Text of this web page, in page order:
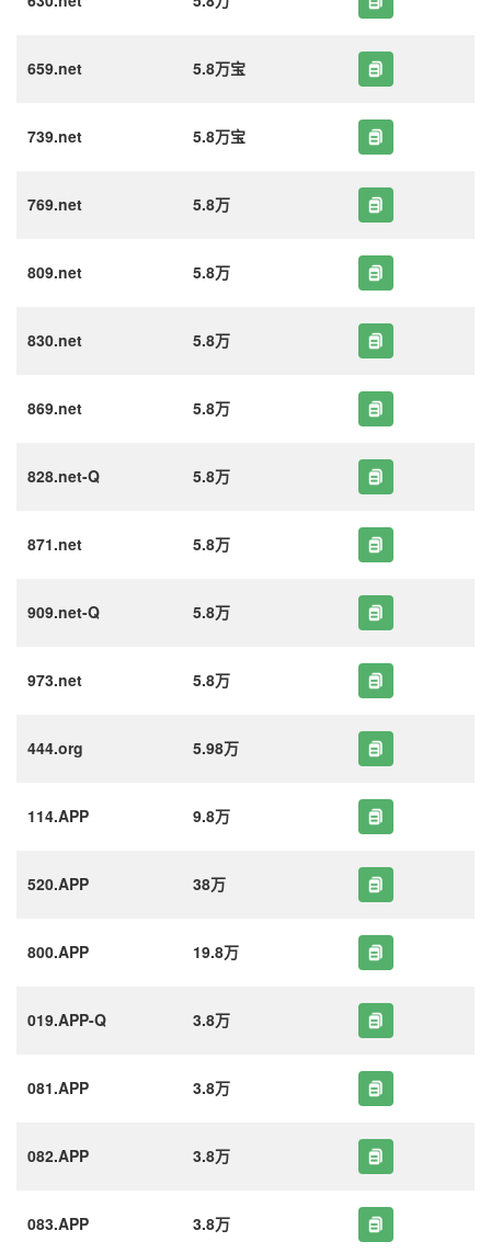
659.net 5.8万宝
739.net 5.8万宝
769.net 5.8万
809.net 5.8万
830.net 5.8万
869.net 5.8万
828.net-Q 5.8万
871.net 5.8万
909.net-Q 5.8万
973.net 5.8万
444.org 5.98万
114.APP 9.8万
520.APP 38万
800.APP 19.8万
019.APP-Q 3.8万
081.APP 3.8万
082.APP 3.8万
083.APP 3.8万